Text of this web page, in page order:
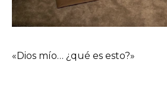
«Dios mío… ¿qué es esto?»